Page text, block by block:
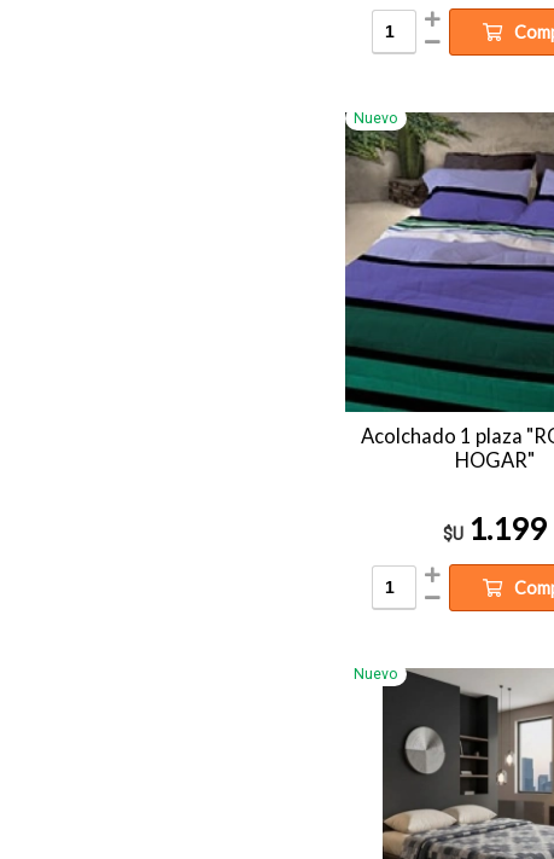
Nuevo
Acolchado 1 plaza
HOGAR"
$U 1.199
Nuevo